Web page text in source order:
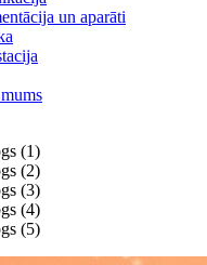
un aparāti